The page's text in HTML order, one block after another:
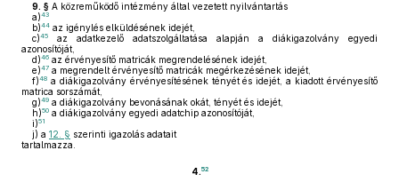
9. § A közreműködő intézmény által vezetett nyilvántartás
a)43
b)44 az igénylés elküldésének idejét,
c)45
az adatkezelő adatszolgáltatása alapján a diákigazolvány egyedi
azonosítóját,
d)46 az érvényesítő matricák megrendelésének idejét,
e)47 a megrendelt érvényesítő matricák megérkezésének idejét,
f)48 a diákigazolvány érvényesítésének tényét és idejét, a kiadott érvényesítő
matrica sorszámát,
g)49 a diákigazolvány bevonásának okát, tényét és idejét,
h)50 a diákigazolvány egyedi adatchip azonosítóját,
i)51
j) a 12. § szerinti igazolás adatait
tartalmazza.
4.52